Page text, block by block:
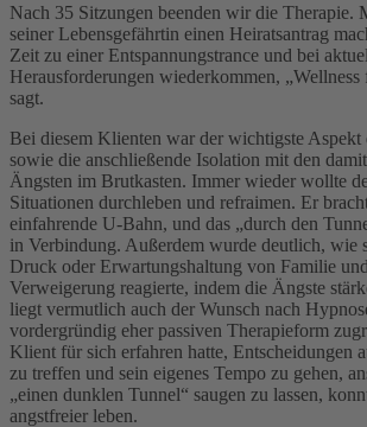
Nach 35 Sitzungen beenden wir die Therapie.
seiner Lebensgefährtin einen Heiratsantrag
Zeit zu einer Entspannungstrance und bei
Herausforderungen wiederkommen,
sagt.
Bei diesem Klienten war der wichtigste Aspekt
sowie die anschließende Isolation mit den
Ängsten im Brutkasten. Immer wieder wollte
Situationen durchleben und refraimen. Er
einfahrende U-Bahn, und das „durch den
in Verbindung. Außerdem wurde deutlich, wie
Druck oder Erwartungshaltung von Familie
Verweigerung reagierte, indem die Ängste
liegt vermutlich auch der Wunsch nach
vordergründig eher passiven Therapieform
Klient für sich erfahren hatte, Entscheidungen
zu treffen und sein eigenes Tempo zu gehen,
„einen dunklen Tunnel“ saugen zu lassen,
angstfreier leben.